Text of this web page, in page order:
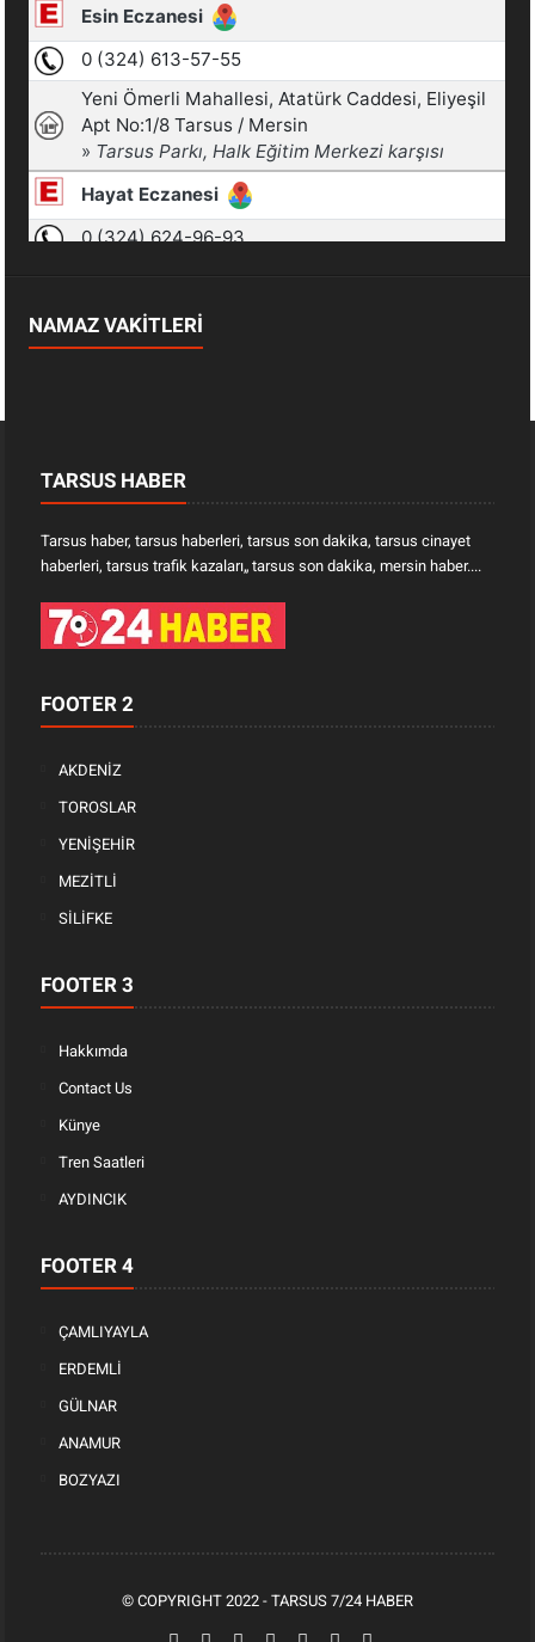
NAMAZ VAKİTLERİ
TARSUS HABER
Tarsus haber, tarsus haberleri, tarsus son dakika, tarsus cinayet
haberleri, tarsus trafik kazaları„ tarsus son dakika, mersin haber....
FOOTER 2
AKDENİZ
TOROSLAR
YENİŞEHİR
MEZİTLİ
SİLİFKE
FOOTER 3
Hakkımda
Contact Us
Künye
Tren Saatleri
AYDINCIK
FOOTER 4
ÇAMLIYAYLA
ERDEMLİ
GÜLNAR
ANAMUR
BOZYAZI
© COPYRIGHT 2022 - TARSUS 7/24 HABER